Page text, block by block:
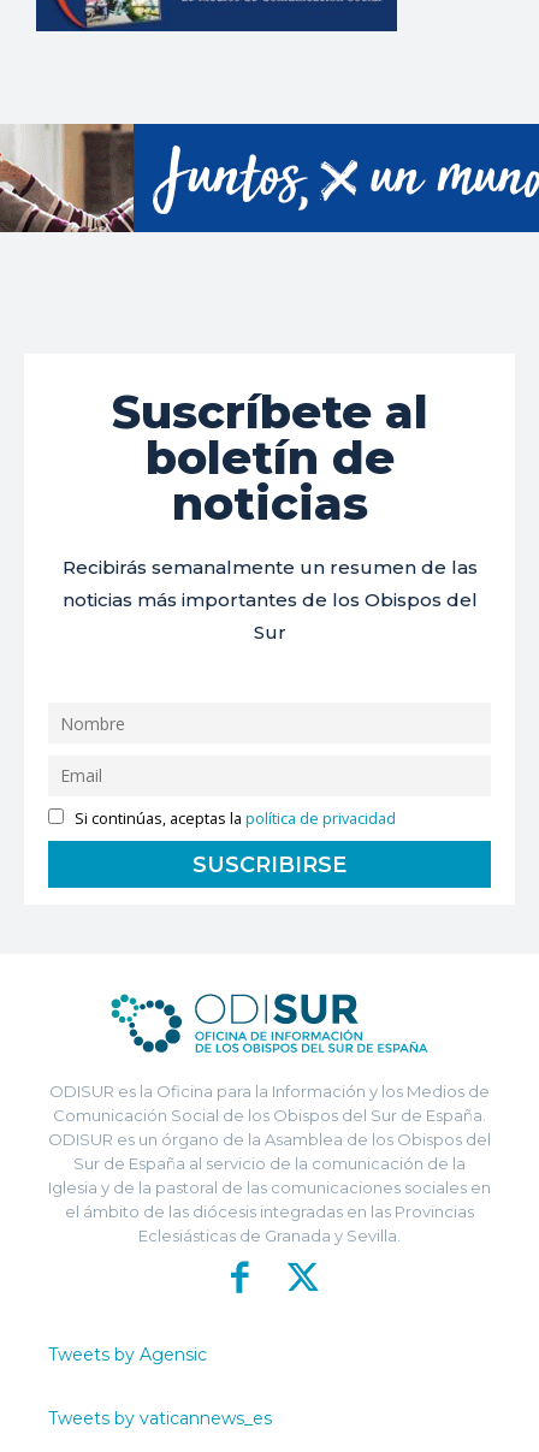
Suscríbete al
boletín de
noticias
Recibirás semanalmente un resumen de las
noticias más importantes de los Obispos del
Sur
Si continúas, aceptas lapolítica de privacidad
ODISUR es la Oficina para la Información y los Medios de
Comunicación Social de los Obispos del Sur de España.
ODISUR es un órgano de la Asamblea de los Obispos del
Sur de España al servicio de la comunicación de la
Iglesia y de la pastoral de las comunicaciones sociales en
el ámbito de las diócesis integradas en las Provincias
Eclesiásticas de Granada y Sevilla.
Tweets by Agensic
Tweets by vaticannews_es